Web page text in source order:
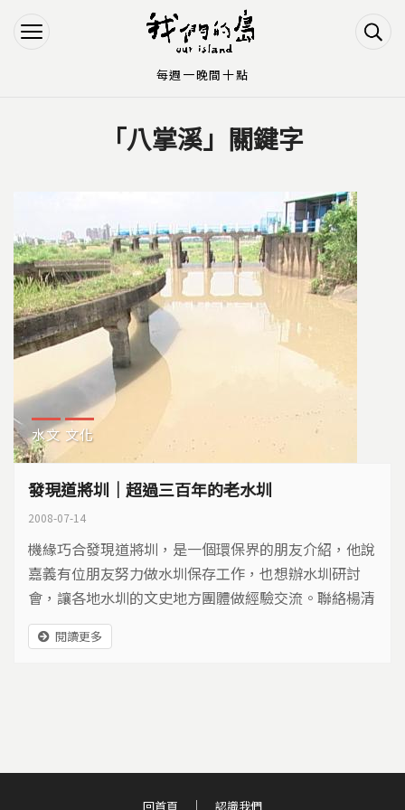
Jump to Navigation
Jump to Main content
「八掌溪」關鍵字
水文 文化
發現道將圳｜超過三百年的老水圳
2008-07-14
機緣巧合發現道將圳，是一個環保界的朋友介紹，他說
嘉義有位朋友努力做水圳保存工作，也想辦水圳研討
會，讓各地水圳的文史地方團體做經驗交流。聯絡楊清
樑先生，從他的言談中，就能了解他對水圳有很多想
法，別人眼中平淡無奇的水圳，他卻視為珍寶，他眼中
閱讀更多
回首頁 認識我們
每週一晚間十點